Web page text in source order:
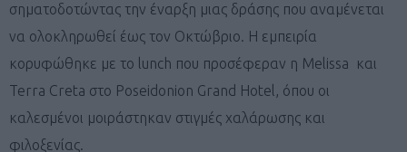
σηματοδοτώντας την έναρξη μιας δράσης που αναμένεται
να ολοκληρωθεί έως τον Οκτώβριο. Η εμπειρία
κορυφώθηκε με το lunch που προσέφεραν η Melissa και
Terra Creta στο Poseidonion Grand Hotel, όπου οι
καλεσμένοι μοιράστηκαν στιγμές χαλάρωσης και
φιλοξενίας.